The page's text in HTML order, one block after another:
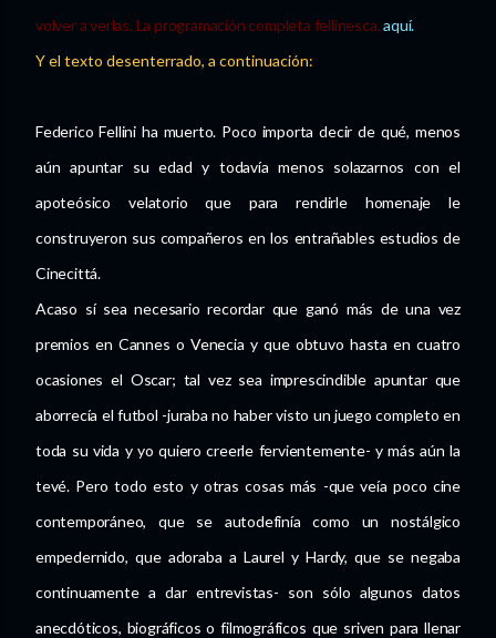
volver a verlas. La programación completa fellinesca,aquí.
Y el texto desenterrado, a continuación:
Federico Fellini ha muerto. Poco importa decir de qué, menos
aún apuntar su edad y todavía menos solazarnos con el
apoteósico velatorio que para rendirle homenaje le
construyeron sus compañeros en los entrañables estudios de
Cinecittá.
Acaso sí sea necesario recordar que ganó más de una vez
premios en Cannes o Venecia y que obtuvo hasta en cuatro
ocasiones el Oscar; tal vez sea imprescindible apuntar que
aborrecía el futbol -juraba no haber visto un juego completo en
toda su vida y yo quiero creerle fervientemente- y más aún la
tevé. Pero todo esto y otras cosas más -que veía poco cine
contemporáneo, que se autodefinía como un nostálgico
empedernido, que adoraba a Laurel y Hardy, que se negaba
continuamente a dar entrevistas- son sólo algunos datos
anecdóticos, biográficos o filmográficos que sriven para llenar